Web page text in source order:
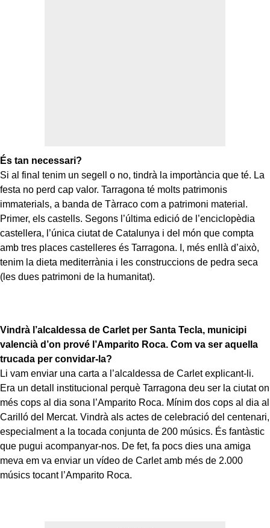
És tan necessari?
Si al final tenim un segell o no, tindrà la importància que té. La
festa no perd cap valor. Tarragona té molts patrimonis
immaterials, a banda de Tàrraco com a patrimoni material.
Primer, els castells. Segons l’última edició de l’enciclopèdia
castellera, l’única ciutat de Catalunya i del món que compta
amb tres places castelleres és Tarragona. I, més enllà d’això,
tenim la dieta mediterrània i les construccions de pedra seca
(les dues patrimoni de la humanitat).
Vindrà l’alcaldessa de Carlet per Santa Tecla, municipi
valencià d’on prové l’Amparito Roca. Com va ser aquella
trucada per convidar-la?
Li vam enviar una carta a l’alcaldessa de Carlet explicant-li.
Era un detall institucional perquè Tarragona deu ser la ciutat on
més cops al dia sona l’Amparito Roca. Mínim dos cops al dia al
Carilló del Mercat. Vindrà als actes de celebració del centenari,
especialment a la tocada conjunta de 200 músics. És fantàstic
que pugui acompanyar-nos. De fet, fa pocs dies una amiga
meva em va enviar un vídeo de Carlet amb més de 2.000
músics tocant l’Amparito Roca.